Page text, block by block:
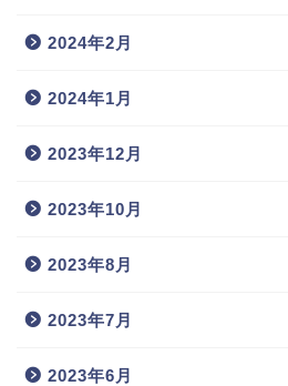
2024年2月
2024年1月
2023年12月
2023年10月
2023年8月
2023年7月
2023年6月